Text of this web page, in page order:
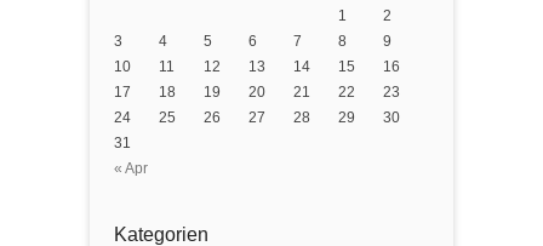
« Apr
1
2
3
4 5 6 7 8
9
10
11 12 13 14 15
16
17
18 19 20 21 22
23
24
25 26 27 28 29
30
31
Kategorien